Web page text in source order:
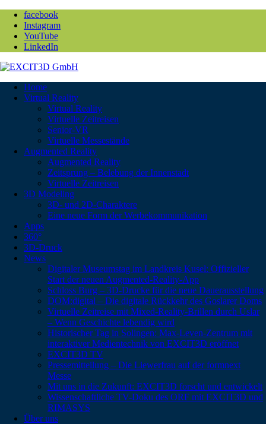
facebook
Instagram
YouTube
LinkedIn
Home
Virtual Reality
Virtual Reality
Virtuelle Zeitreisen
Senior-VR
Virtuelle Messestände
Augmented Reality
Augmented Reality
Zeitsprung – Belebung der Innenstadt
Virtuelle Zeitreisen
3D Modeling
3D- und 2D-Charaktere
Eine neue Form der Werbekommunikation
Apps
360°
3D-Druck
News
Digitaler Museumstag im Landkreis Kusel: Offizieller
Start der neuen Augmented-Reality-App
Schloss Burg – 3D-Drucke für die neue Dauerausstellung
DOM:digital – Die digitale Rückkehr des Goslarer Doms
Virtuelle Zeitreise mit Mixed-Reality-Brillen durch Uslar
– Wenn Geschichte lebendig wird
Historischer Tag in Solingen: Max-Leven-Zentrum mit
interaktiver Medientechnik von EXCIT3D eröffnet
EXCIT3D TV
Pressemitteilung – Die Liewerfrau auf der formnext
Messe
Mit uns in die Zukunft: EXCIT3D forscht und entwickelt
Wissenschaftliche TV-Doku des ORF mit EXCIT3D und
RIMASYS
Über uns